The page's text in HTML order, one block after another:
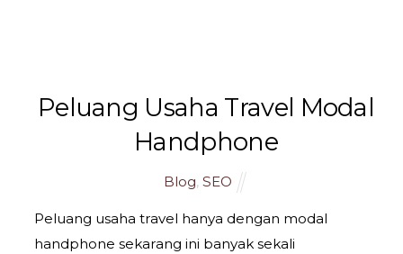
Peluang Usaha Travel Modal
Handphone
Blog,SEO
Peluang usaha travel hanya dengan modal
handphone sekarang ini banyak sekali